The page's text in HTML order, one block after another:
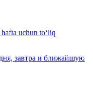
uchun to‘liq
завтра и ближайшую